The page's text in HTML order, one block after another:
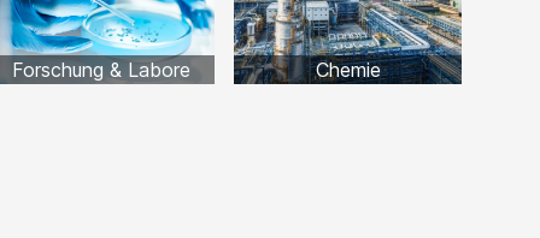
Forschung & Labore Chemie